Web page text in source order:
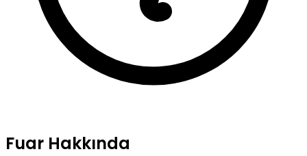
Fuar Hakkında